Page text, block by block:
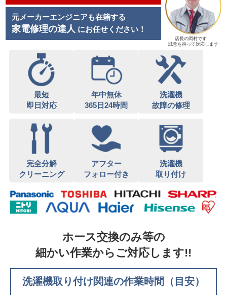
元メーカーエンジニアも在籍する
家電修理の達人 にお任せください！
店長の岡村です！
誠意を持って対応します
最短
即日対応
年中無休
365日24時間
洗濯機
故障の修理
完全分解
クリーニング
アフター
フォロー付き
洗濯機
取り付け
ホース交換のみ等の
細かい作業からご対応します!!
洗濯機取り付け関連の作業時間（目安）